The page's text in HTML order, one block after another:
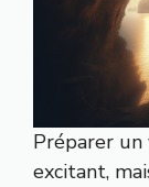
Préparer
excitant,